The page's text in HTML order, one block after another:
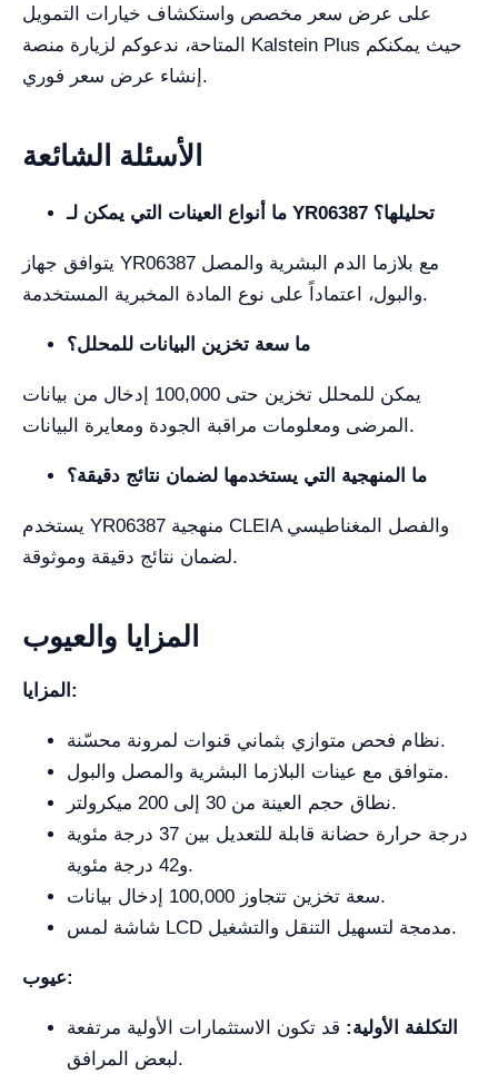
على عرض سعر مخصص واستكشاف خيارات التمويل
المتاحة، ندعوكم لزيارة منصة Kalstein Plus حيث يمكنكم
إنشاء عرض سعر فوري.
الأسئلة الشائعة
ما أنواع العينات التي يمكن لـ YR06387 تحليلها؟
يتوافق جهاز YR06387 مع بلازما الدم البشرية والمصل
والبول، اعتماداً على نوع المادة المخبرية المستخدمة.
ما سعة تخزين البيانات للمحلل؟
يمكن للمحلل تخزين حتى 100,000 إدخال من بيانات
المرضى ومعلومات مراقبة الجودة ومعايرة البيانات.
ما المنهجية التي يستخدمها لضمان نتائج دقيقة؟
يستخدم YR06387 منهجية CLEIA والفصل المغناطيسي
لضمان نتائج دقيقة وموثوقة.
المزايا والعيوب
المزايا:
نظام فحص متوازي بثماني قنوات لمرونة محسّنة.
متوافق مع عينات البلازما البشرية والمصل والبول.
نطاق حجم العينة من 30 إلى 200 ميكرولتر.
درجة حرارة حضانة قابلة للتعديل بين 37 درجة مئوية
و42 درجة مئوية.
سعة تخزين تتجاوز 100,000 إدخال بيانات.
شاشة لمس LCD مدمجة لتسهيل التنقل والتشغيل.
عيوب:
التكلفة الأولية: قد تكون الاستثمارات الأولية مرتفعة
لبعض المرافق.